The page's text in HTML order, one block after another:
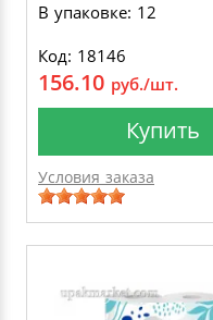
В упаковке: 12
Код: 18146
156.10 руб./шт.
Купить
Условия заказа